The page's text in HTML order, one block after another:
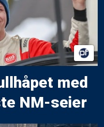
med
NM-seier